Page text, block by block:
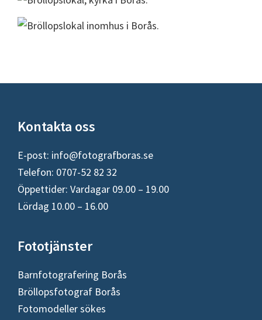
Footer
Kontakta oss
E-post: info@fotografboras.se
Telefon: 0707-52 82 32
Öppettider: Vardagar 09.00 – 19.00
Lördag 10.00 – 16.00
Fototjänster
Barnfotografering Borås
Bröllopsfotograf Borås
Fotomodeller sökes